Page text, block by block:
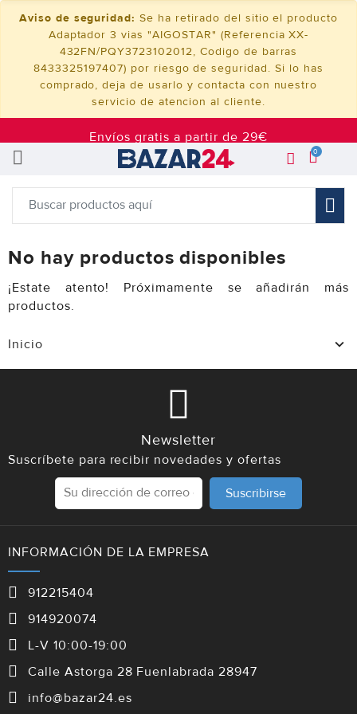
Aviso de seguridad: Se ha retirado del sitio el producto
Adaptador 3 vias "AIGOSTAR" (Referencia XX-
432FN/PQY3723102012, Codigo de barras
8433325197407) por riesgo de seguridad. Si lo has
comprado, deja de usarlo y contacta con nuestro
servicio de atencion al cliente.
Envíos gratis a partir de 29€
0
Inicio
No hay productos disponibles
¡Estate atento! Próximamente se añadirán más
productos.
Newsletter
Suscríbete para recibir novedades y ofertas
Suscribirse
INFORMACIÓN DE LA EMPRESA
912215404
914920074
L-V 10:00-19:00
Calle Astorga 28 Fuenlabrada 28947
info@bazar24.es